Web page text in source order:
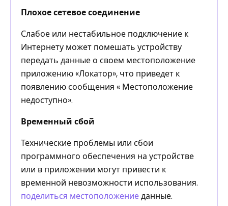
Плохое сетевое соединение
Слабое или нестабильное подключение к
Интернету может помешать устройству
передать данные о своем местоположение
приложению «Локатор», что приведет к
появлению сообщения « Местоположение
недоступно».
Временный сбой
Технические проблемы или сбои
программного обеспечения на устройстве
или в приложении могут привести к
временной невозможности использования.
поделиться местоположениеданные.